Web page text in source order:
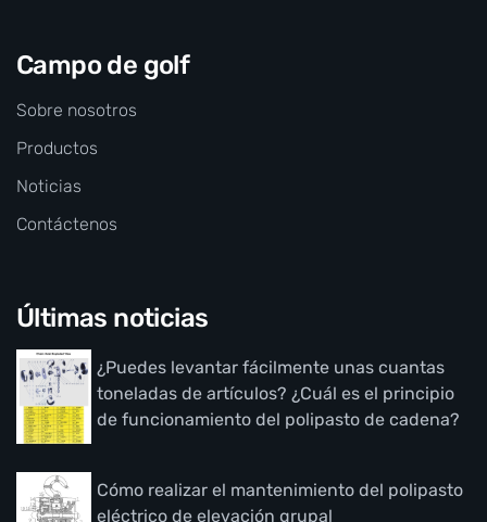
Campo de golf
Sobre nosotros
Productos
Noticias
Contáctenos
Últimas noticias
¿Puedes levantar fácilmente unas cuantas
toneladas de artículos? ¿Cuál es el principio
de funcionamiento del polipasto de cadena?
Cómo realizar el mantenimiento del polipasto
eléctrico de elevación grupal